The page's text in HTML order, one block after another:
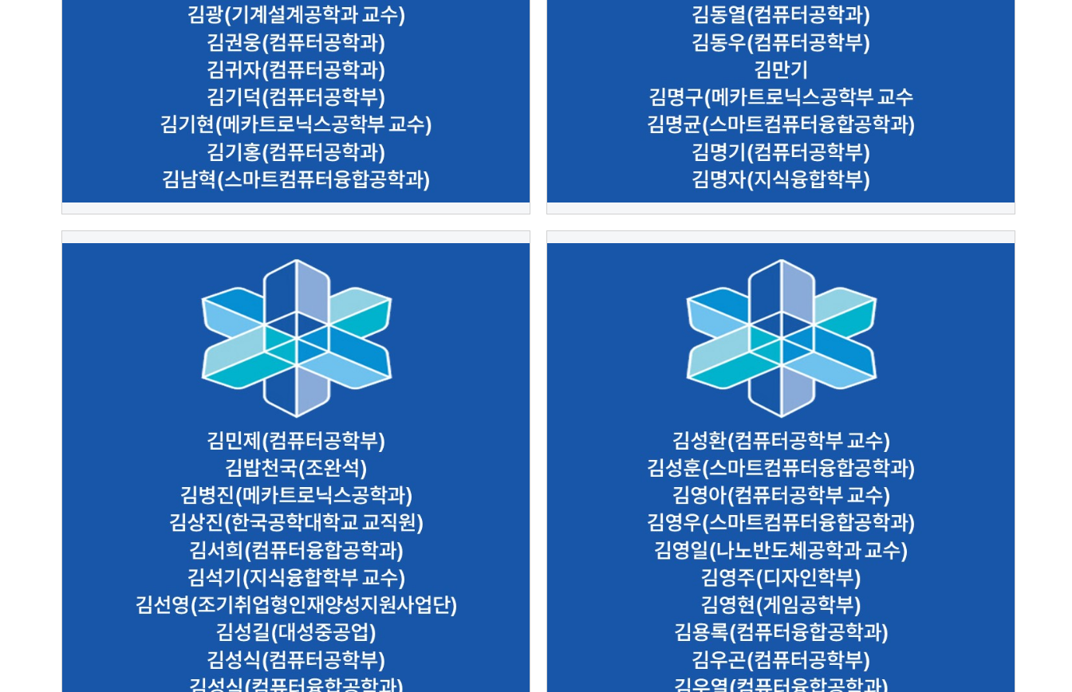
2022.10.12 대외협력실 관리인 2022.10.12 대외협력실 관리인
[ㄱ]
김민제(컴퓨터공학부) 김밥천국(조완석) 김병진(메카트로닉스공학과) 김상
진(한국공학대학교 교
2022.10.12 대외협력실 관리인
[ㄱ]
김성환(컴퓨터공학부 교수) 김성훈(스마트컴퓨터융합공학과) 김영아(컴퓨터
공학부 교수) 김영우
2022.10.12 대외협력실 관리인